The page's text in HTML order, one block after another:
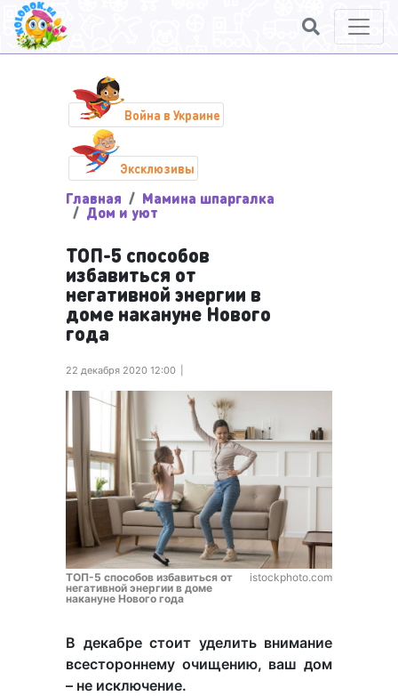
Война в Украине
Эксклюзивы
Главная Мамина шпаргалка
Дом и уют
ТОП-5 способов
избавиться от
негативной энергии в
доме накануне Нового
года
22 декабря 2020 12:00
ТОП-5 способов избавиться от
негативной энергии в доме
накануне Нового года
istockphoto.com
В декабре стоит уделить внимание
всестороннему очищению, ваш дом
– не исключение.